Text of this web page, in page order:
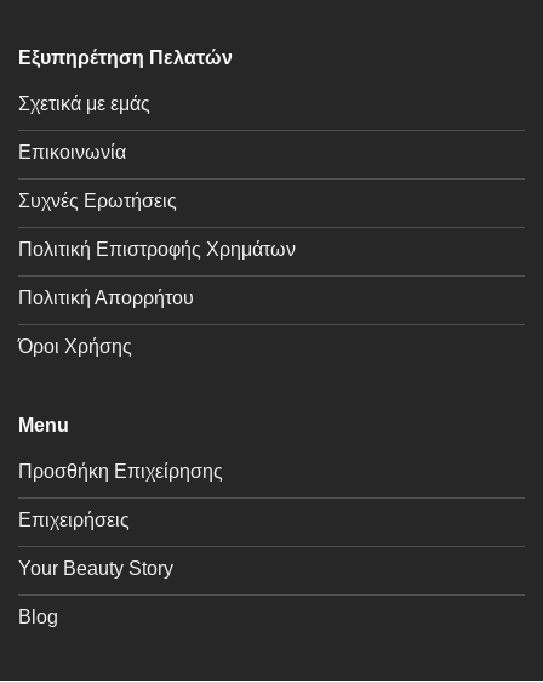
Εξυπηρέτηση Πελατών
Σχετικά με εμάς
Επικοινωνία
Συχνές Ερωτήσεις
Πολιτική Επιστροφής Χρημάτων
Πολιτική Απορρήτου
Όροι Χρήσης
Menu
Προσθήκη Επιχείρησης
Επιχειρήσεις
Your Beauty Story
Blog